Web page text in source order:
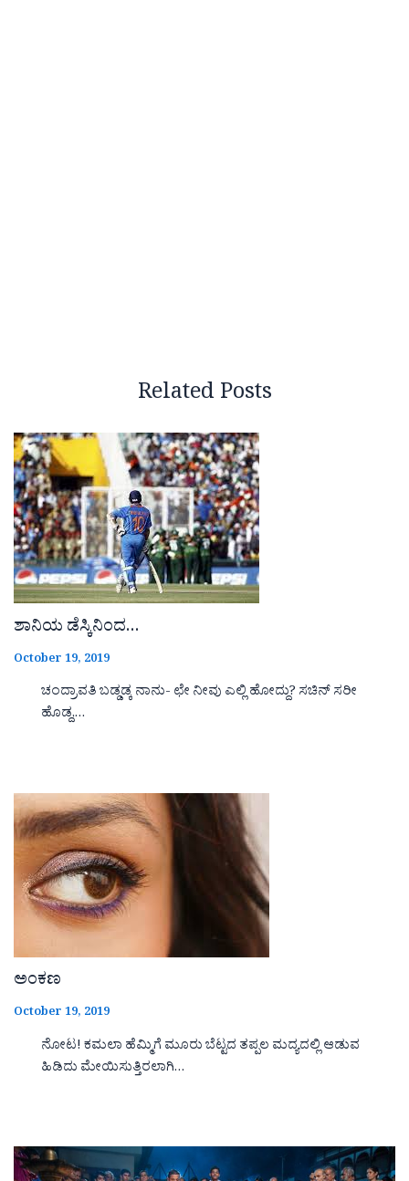
Related Posts
ಶಾನಿಯ ಡೆಸ್ಕಿನಿಂದ…
October 19, 2019
ಚಂದ್ರಾವತಿ ಬಡ್ಡಡ್ಕ ನಾನು- ಛೇ ನೀವು ಎಲ್ಲಿ ಹೋದ್ದು? ಸಚಿನ್ ಸರೀ
ಹೊಡ್ದ,…
ಅಂಕಣ
October 19, 2019
ನೋಟ! ಕಮಲಾ ಹೆಮ್ಮಿಗೆ ಮೂರು ಬೆಟ್ಟದ ತಪ್ಪಲ ಮದ್ಯದಲ್ಲಿ ಆಡುವ
ಹಿಡಿದು ಮೇಯಿಸುತ್ತಿರಲಾಗಿ…